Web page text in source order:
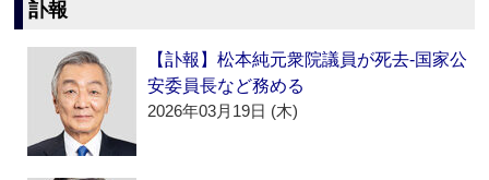
訃報
【訃報】松本純元衆院議員が死去‐国家公
安委員長など務める
2026年03月19日 (木)